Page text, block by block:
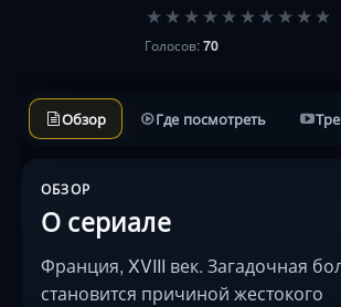
★ ★ ★ ★ ★ ★ ★ ★ ★ ★
Голосов:70
Обзор Где посмотреть
ОБЗОР
О сериале
Франция, XVIII век. Загадочная
становится причиной жестокого